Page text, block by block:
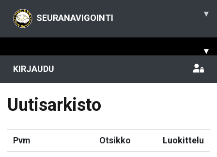
SEURANAVIGOINTI ▾
▾
KIRJAUDU
Uutisarkisto
Pvm Otsikko Luokittelu